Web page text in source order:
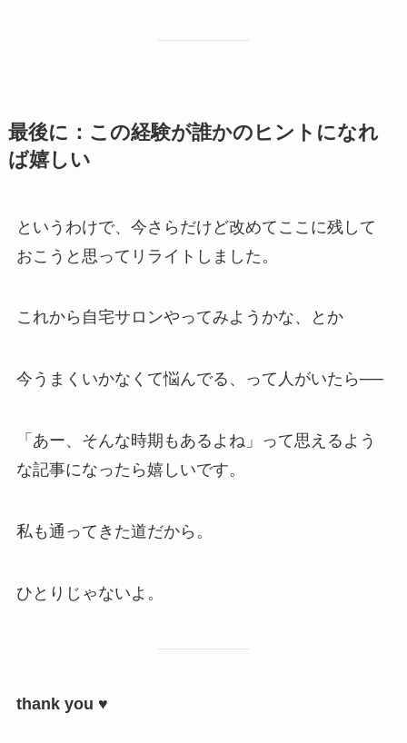
最後に：この経験が誰かのヒントになれ
ば嬉しい
というわけで、今さらだけど改めてここに残して
おこうと思ってリライトしました。
これから自宅サロンやってみようかな、とか
今うまくいかなくて悩んでる、って人がいたら──
「あー、そんな時期もあるよね」って思えるよう
な記事になったら嬉しいです。
私も通ってきた道だから。
ひとりじゃないよ。
thank you ♥